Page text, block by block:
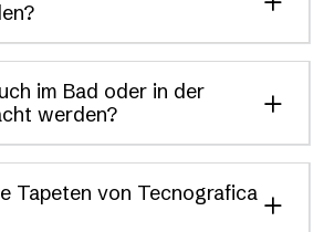
im Bad oder in der
werden?
Tapeten von Tecnografica